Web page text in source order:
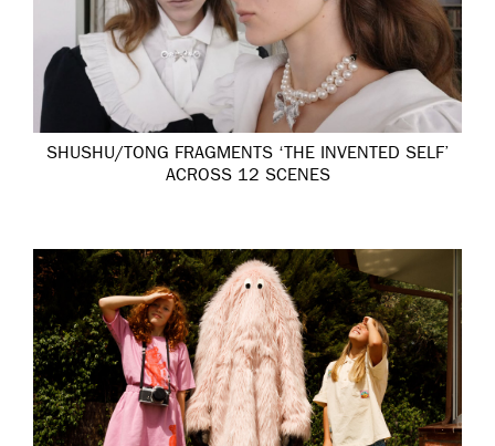
SHUSHU/TONG FRAGMENTS ‘THE INVENTED SELF’
ACROSS 12 SCENES